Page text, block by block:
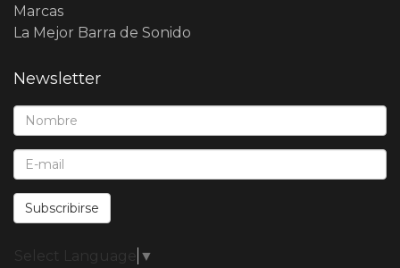
Marcas
La Mejor Barra de Sonido
Newsletter
Nombre*:
E-Mail*:
Subscribirse
Select Language ▼